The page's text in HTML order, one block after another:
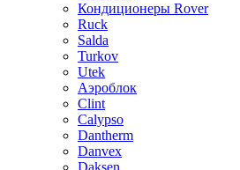
Кондиционеры Rover
Ruck
Salda
Turkov
Utek
Аэроблок
Clint
Calypso
Dantherm
Danvex
Daksen